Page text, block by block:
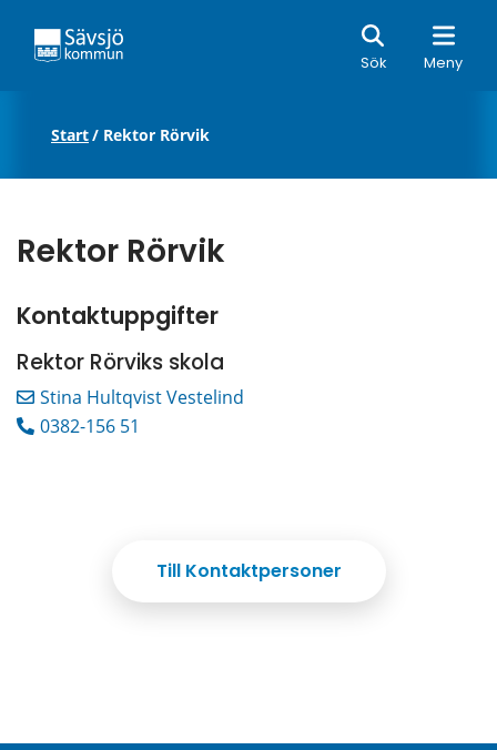
Sök Meny
Sök
Start/ Rektor Rörvik
Rektor Rörvik
Kontaktuppgifter
Rektor Rörviks skola
Stina Hultqvist Vestelind
0382-156 51
Till Kontaktpersoner